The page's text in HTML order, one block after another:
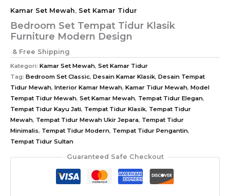
Kamar Set Mewah, Set Kamar Tidur
Bedroom Set Tempat Tidur Klasik
Furniture Modern Design
& Free Shipping
Kategori: Kamar Set Mewah, Set Kamar Tidur
Tag: Bedroom Set Classic, Desain Kamar Klasik, Desain Tempat
Tidur Mewah, Interior Kamar Mewah, Kamar Tidur Mewah, Model
Tempat Tidur Mewah, Set Kamar Mewah, Tempat Tidur Elegan,
Tempat Tidur Kayu Jati, Tempat Tidur Klasik, Tempat Tidur
Mewah, Tempat Tidur Mewah Ukir Jepara, Tempat Tidur
Minimalis, Tempat Tidur Modern, Tempat Tidur Pengantin,
Tempat Tidur Sultan
Guaranteed Safe Checkout